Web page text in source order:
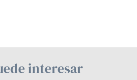
interesar